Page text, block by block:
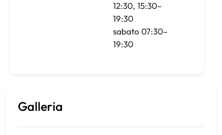
12:30, 15:30–
19:30
sabato 07:30–
19:30
Galleria